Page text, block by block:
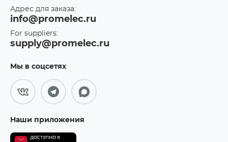
Адрес для заказа:
info@promelec.ru
For suppliers:
supply@promelec.ru
Мы в соцсетях
Наши приложения